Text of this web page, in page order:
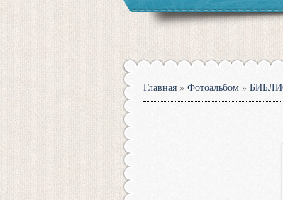
Главная » Фотоальбом »